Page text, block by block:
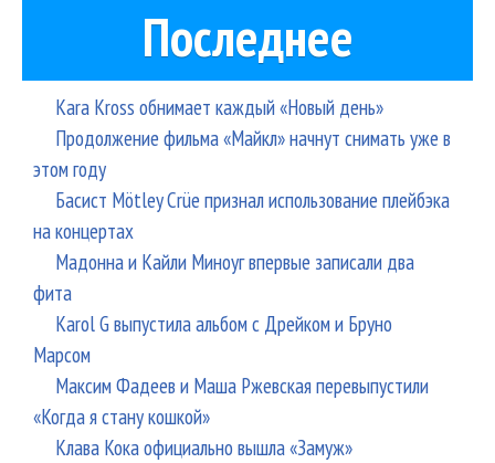
Последнее
Kara Kross обнимает каждый «Новый день»
Продолжение фильма «Майкл» начнут снимать уже в
этом году
Басист Mötley Crüe признал использование плейбэка
на концертах
Мадонна и Кайли Миноуг впервые записали два
фита
Karol G выпустила альбом с Дрейком и Бруно
Марсом
Максим Фадеев и Маша Ржевская перевыпустили
«Когда я стану кошкой»
Клава Кока официально вышла «Замуж»